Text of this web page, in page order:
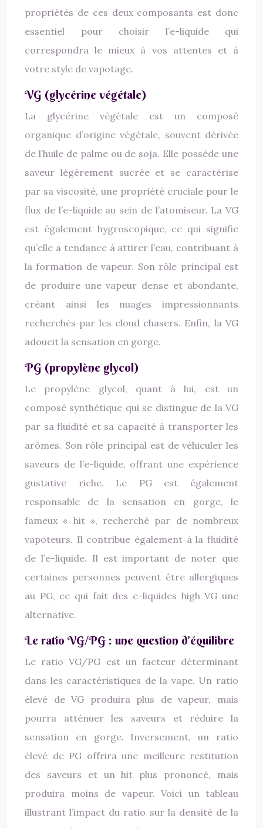
propriétés de ces deux composants est donc
essentiel pour choisir l’e-liquide qui
correspondra le mieux à vos attentes et à
votre style de vapotage.
VG (glycérine végétale)
La glycérine végétale est un composé
organique d’origine végétale, souvent dérivée
de l’huile de palme ou de soja. Elle possède une
saveur légèrement sucrée et se caractérise
par sa viscosité, une propriété cruciale pour le
flux de l’e-liquide au sein de l’atomiseur. La VG
est également hygroscopique, ce qui signifie
qu’elle a tendance à attirer l’eau, contribuant à
la formation de vapeur. Son rôle principal est
de produire une vapeur dense et abondante,
créant ainsi les nuages impressionnants
recherchés par les cloud chasers. Enfin, la VG
adoucit la sensation en gorge.
PG (propylène glycol)
Le propylène glycol, quant à lui, est un
composé synthétique qui se distingue de la VG
par sa fluidité et sa capacité à transporter les
arômes. Son rôle principal est de véhiculer les
saveurs de l’e-liquide, offrant une expérience
gustative riche. Le PG est également
responsable de la sensation en gorge, le
fameux « hit », recherché par de nombreux
vapoteurs. Il contribue également à la fluidité
de l’e-liquide. Il est important de noter que
certaines personnes peuvent être allergiques
au PG, ce qui fait des e-liquides high VG une
alternative.
Le ratio VG/PG : une question d’équilibre
Le ratio VG/PG est un facteur déterminant
dans les caractéristiques de la vape. Un ratio
élevé de VG produira plus de vapeur, mais
pourra atténuer les saveurs et réduire la
sensation en gorge. Inversement, un ratio
élevé de PG offrira une meilleure restitution
des saveurs et un hit plus prononcé, mais
produira moins de vapeur. Voici un tableau
illustrant l’impact du ratio sur la densité de la